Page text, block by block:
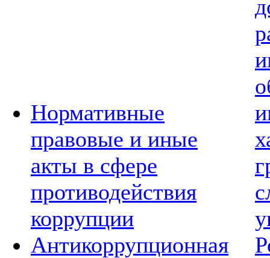
Нормативные
правовые и иные
акты в сфере
противодействия
коррупции
Антикоррупционная